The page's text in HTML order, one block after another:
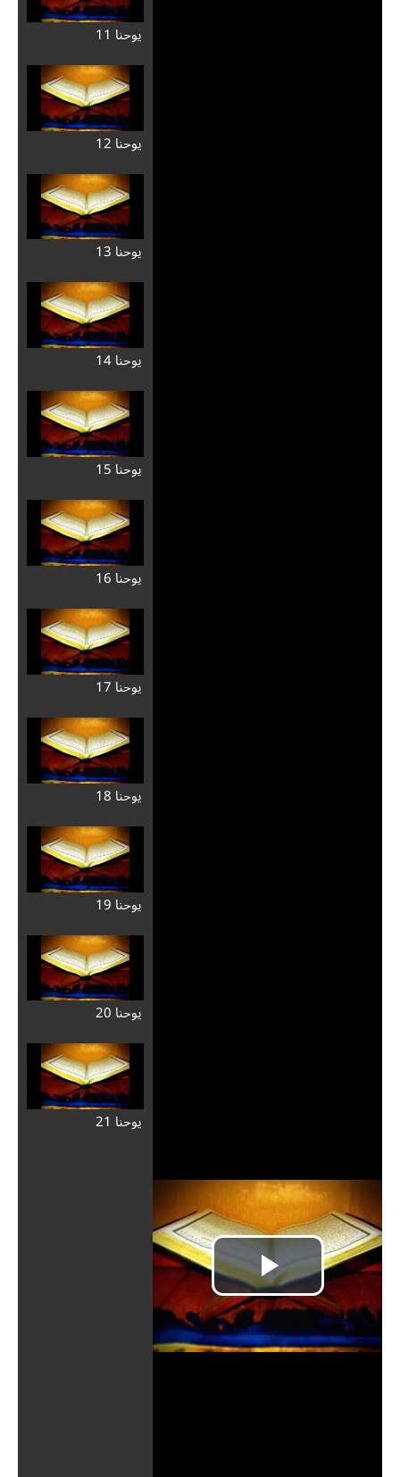
يوحنا 11
يوحنا 12
يوحنا 13
يوحنا 14
يوحنا 15
يوحنا 16
يوحنا 17
يوحنا 18
يوحنا 19
يوحنا 20
يوحنا 21